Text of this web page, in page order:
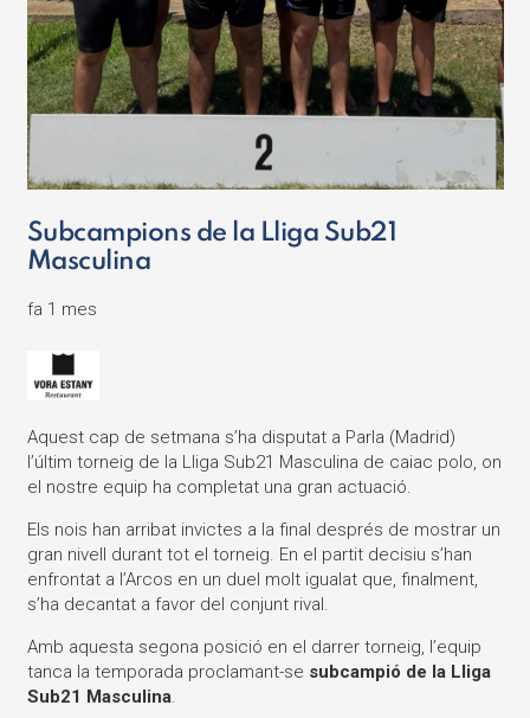
Subcampions de la Lliga Sub21
Masculina
fa 1 mes
Aquest cap de setmana s’ha disputat a Parla (Madrid)
l’últim torneig de la Lliga Sub21 Masculina de caiac polo, on
el nostre equip ha completat una gran actuació.
Els nois han arribat invictes a la final després de mostrar un
gran nivell durant tot el torneig. En el partit decisiu s’han
enfrontat a l’Arcos en un duel molt igualat que, finalment,
s’ha decantat a favor del conjunt rival.
Amb aquesta segona posició en el darrer torneig, l’equip
tanca la temporada proclamant-se subcampió de la Lliga
Sub21 Masculina.